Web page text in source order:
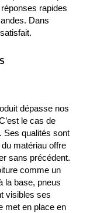
rapides
Dans
dépasse nos
le cas de
Ses qualités sont
matériau offre
sans précédent.
comme un
la base, pneus
visibles ses
met en place en